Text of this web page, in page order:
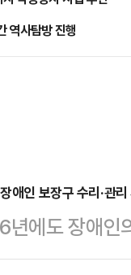
역사탐방 진행
애인 보장구 수리·관
에도 장애인
센터'를 운영